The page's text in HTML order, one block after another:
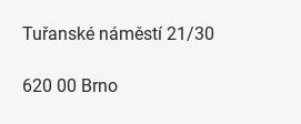
Tuřanské náměstí 21/30
620 00 Brno